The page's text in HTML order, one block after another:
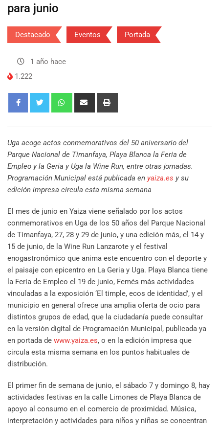
para junio
Destacado Eventos Portada
1 año hace
1.222
Uga acoge actos conmemorativos del 50 aniversario del
Parque Nacional de Timanfaya, Playa Blanca la Feria de
Empleo y la Geria y Uga la Wine Run, entre otras jornadas.
Programación Municipal está publicada en yaiza.es y su
edición impresa circula esta misma semana
El mes de junio en Yaiza viene señalado por los actos
conmemorativos en Uga de los 50 años del Parque Nacional
de Timanfaya, 27, 28 y 29 de junio, y una edición más, el 14 y
15 de junio, de la Wine Run Lanzarote y el festival
enogastronómico que anima este encuentro con el deporte y
el paisaje con epicentro en La Geria y Uga. Playa Blanca tiene
la Feria de Empleo el 19 de junio, Femés más actividades
vinculadas a la exposición ‘El timple, ecos de identidad’, y el
municipio en general ofrece una amplia oferta de ocio para
distintos grupos de edad, que la ciudadanía puede consultar
en la versión digital de Programación Municipal, publicada ya
en portada de www.yaiza.es, o en la edición impresa que
circula esta misma semana en los puntos habituales de
distribución.
El primer fin de semana de junio, el sábado 7 y domingo 8, hay
actividades festivas en la calle Limones de Playa Blanca de
apoyo al consumo en el comercio de proximidad. Música,
interpretación y actividades para niños y niñas se concentran